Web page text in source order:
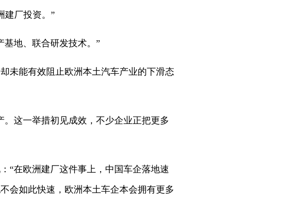
建厂投资。”
地、联合研发技术。”
未能有效阻止欧洲本土汽车产业的下滑态
这一举措初见成效，不少企业正把更多
“在欧洲建厂这件事上，中国车企落地速
会如此快速，欧洲本土车企本会拥有更多